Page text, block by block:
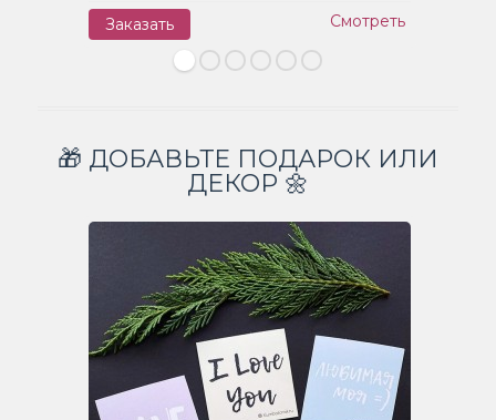
Заказать Смотреть
🎁 ДОБАВЬТЕ ПОДАРОК ИЛИ
ДЕКОР 🌼